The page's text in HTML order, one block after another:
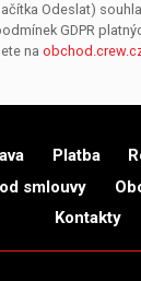
Odeslat)
GDPR
na
Platba
smlouvy
Kontakty